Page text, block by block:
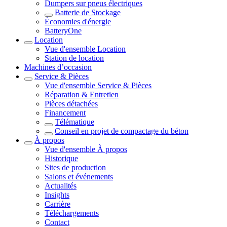
Dumpers sur pneus électriques
Batterie de Stockage
Économies d'énergie
BatteryOne
Location
Vue d'ensemble Location
Station de location
Machines d’occasion
Service & Pièces
Vue d'ensemble Service & Pièces
Réparation & Entretien
Pièces détachées
Financement
Télématique
Conseil en projet de compactage du béton
À propos
Vue d'ensemble À propos
Historique
Sites de production
Salons et événements
Actualités
Insights
Carrière
Téléchargements
Contact